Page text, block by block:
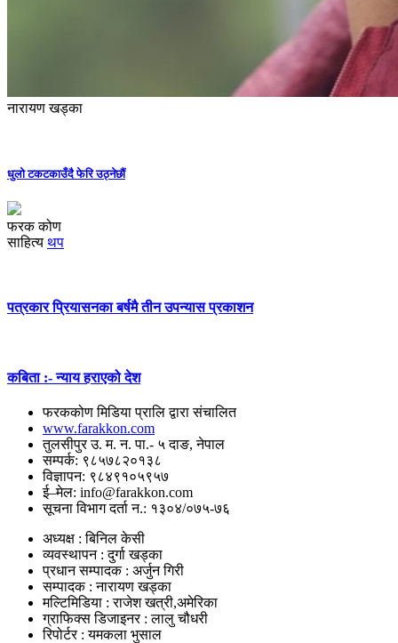
नारायण खड्का
धुलो टकटकाउँदै फेरि उठ्नेछौं
फरक कोण
साहित्य थप
पत्रकार प्रियासनका बर्षमै तीन उपन्यास प्रकाशन
कबिता :- न्याय हराएको देश
फरककोण मिडिया प्रालि द्वारा संचालित
www.farakkon.com
तुलसीपुर उ. म. न. पा.- ५ दाङ, नेपाल
सम्पर्क: ९८५७८२०१३८
विज्ञापन: ९८४९१०५९५७
ई–मेल: info@farakkon.com
सूचना विभाग दर्ता न.: १३०४/०७५-७६
अध्यक्ष : बिनिल केसी
व्यवस्थापन : दुर्गा खड्का
प्रधान सम्पादक : अर्जुन गिरी
सम्पादक : नारायण खड्का
मल्टिमिडिया : राजेश खत्री,अमेरिका
ग्राफिक्स डिजाइनर : लालु चौधरी
रिपोर्टर : यमकला भुसाल